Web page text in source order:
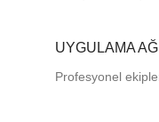
UYGULAMA AĞI
Profesyonel